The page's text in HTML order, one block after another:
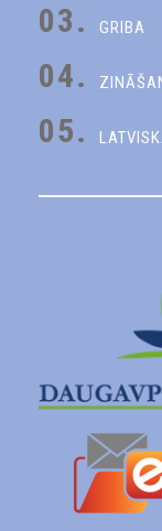
03. GRIBA
04.
05.